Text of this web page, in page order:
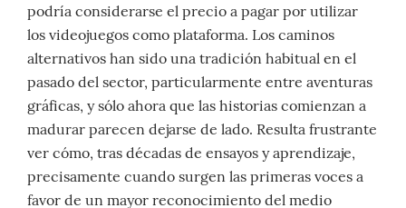
podría considerarse el precio a pagar por utilizar
los videojuegos como plataforma. Los caminos
alternativos han sido una tradición habitual en el
pasado del sector, particularmente entre aventuras
gráficas, y sólo ahora que las historias comienzan a
madurar parecen dejarse de lado. Resulta frustrante
ver cómo, tras décadas de ensayos y aprendizaje,
precisamente cuando surgen las primeras voces a
favor de un mayor reconocimiento del medio